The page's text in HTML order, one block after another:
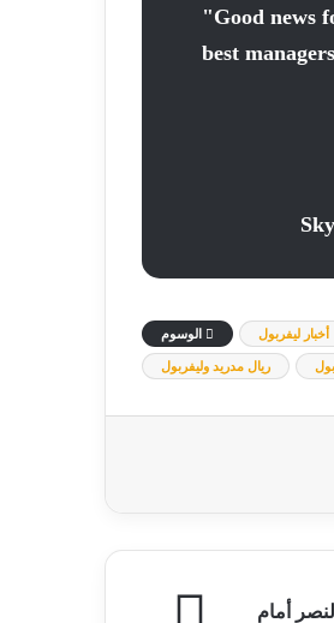
"Good news
best
الوسوم أخبار ليفربول
ريال مدريد وليفربول
أمام